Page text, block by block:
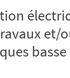
et/